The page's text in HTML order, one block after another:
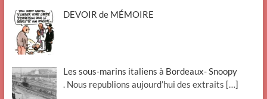
DEVOIR de MÉMOIRE
Les sous-marins italiens à Bordeaux- Snoopy
. Nous republions aujourd’hui des extraits […]